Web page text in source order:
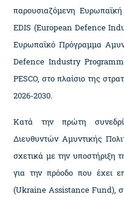
παρουσιαζόμενη
EDIS (European Defence
Ευρωπαϊκό Πρόγραμμα
Defence Industry
PESCO, στο πλαίσιο της
2026-2030.
Κατά την πρώτη
Διευθυντών Αμυντικής
σχετικά με την υποστήριξη
για την πρόοδο που έχει
(Ukraine Assistance Fund),